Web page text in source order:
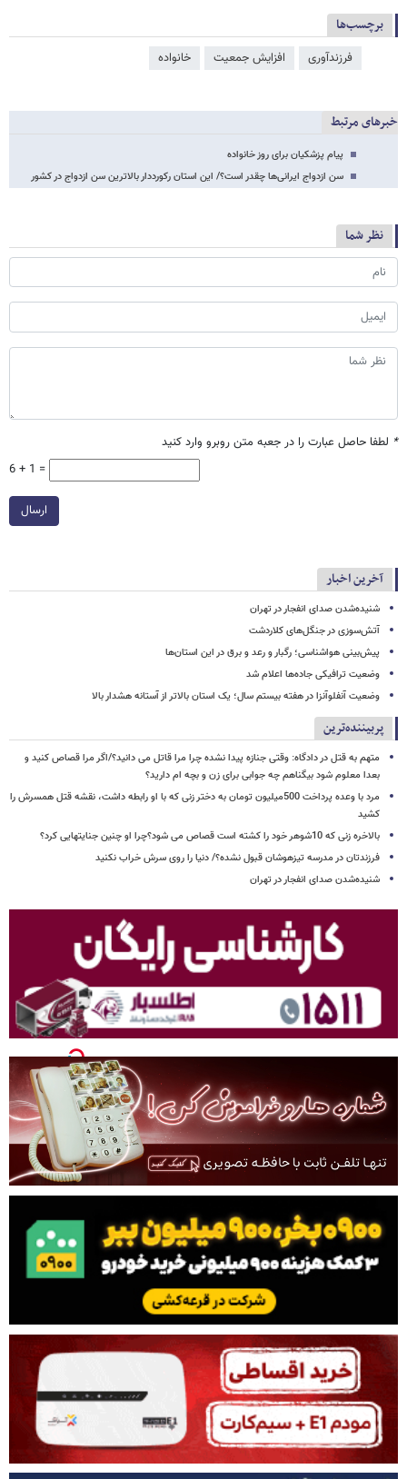
برچسب‌ها
فرزندآوری افزایش جمعیت خانواده
خبرهای مرتبط
پیام پزشکیان برای روز خانواده
سن ازدواج ایرانی‌ها چقدر است؟/ این استان رکورددار بالاترین سن ازدواج در کشور
نظر شما
* لطفا حاصل عبارت را در جعبه متن روبرو وارد کنید
6 + 1 =
ارسال
آخرین اخبار
شنیده‌شدن صدای انفجار در تهران
آتش‌سوزی در جنگل‌های کلاردشت
پیش‌بینی هواشناسی؛ رگبار و رعد و برق در این استان‌ها
وضعیت ترافیکی جاده‌ها اعلام شد
وضعیت آنفلوآنزا در هفته بیستم سال؛ یک استان بالاتر از آستانه هشدار بالا
پربیننده‌ترین
متهم به قتل در دادگاه: وقتی جنازه پیدا نشده چرا مرا قاتل می دانید؟/اگر مرا قصاص کنید و
بعدا معلوم شود بیگناهم چه جوابی برای زن و بچه ام دارید؟
مرد با وعده پرداخت 500میلیون تومان به دختر زنی که با او رابطه داشت، نقشه قتل همسرش را
کشید
بالاخره زنی که 10شوهر خود را کشته است قصاص می شود؟چرا او چنین جنایتهایی کرد؟
فرزندتان در مدرسه تیزهوشان قبول نشده؟/ دنیا را روی سرش خراب نکنید
شنیده‌شدن صدای انفجار در تهران